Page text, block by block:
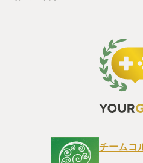
チームコ